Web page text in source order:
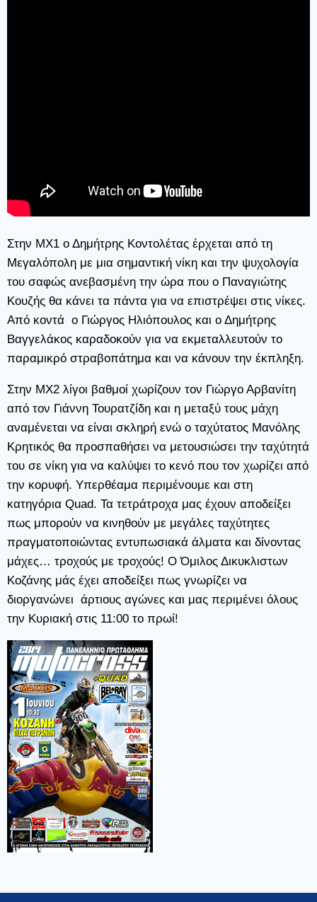
Στην ΜΧ1 ο Δημήτρης Κοντολέτας έρχεται από τη
Μεγαλόπολη με μια σημαντική νίκη και την ψυχολογία
του σαφώς ανεβασμένη την ώρα που ο Παναγιώτης
Κουζής θα κάνει τα πάντα για να επιστρέψει στις νίκες.
Από κοντά ο Γιώργος Ηλιόπουλος και ο Δημήτρης
Βαγγελάκος καραδοκούν για να εκμεταλλευτούν το
παραμικρό στραβοπάτημα και να κάνουν την έκπληξη.
Στην ΜΧ2 λίγοι βαθμοί χωρίζουν τον Γιώργο Αρβανίτη
από τον Γιάννη Τουρατζίδη και η μεταξύ τους μάχη
αναμένεται να είναι σκληρή ενώ ο ταχύτατος Μανόλης
Κρητικός θα προσπαθήσει να μετουσιώσει την ταχύτητά
του σε νίκη για να καλύψει το κενό που τον χωρίζει από
την κορυφή. Υπερθέαμα περιμένουμε και στη
κατηγόρια Quad. Τα τετράτροχα μας έχουν αποδείξει
πως μπορούν να κινηθούν με μεγάλες ταχύτητες
πραγματοποιώντας εντυπωσιακά άλματα και δίνοντας
μάχες… τροχούς με τροχούς! Ο Όμιλος Δικυκλιστων
Κοζάνης μάς έχει αποδείξει πως γνωρίζει να
διοργανώνει άρτιους αγώνες και μας περιμένει όλους
την Κυριακή στις 11:00 το πρωί!